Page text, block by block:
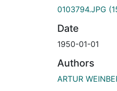
0103794.JPG
Date
1950-01-01
Authors
ARTUR